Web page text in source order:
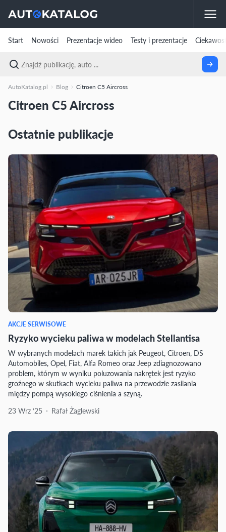
Start Nowości Prezentacje wideo Testy i prezentacje
AutoKatalog.pl Blog Citroen C5 Aircross
Citroen C5 Aircross
Ostatnie publikacje
AKCJE SERWISOWE
Ryzyko wycieku paliwa w modelach Stellantisa
W wybranych modelach marek takich jak Peugeot, Citroen, DS
Automobiles, Opel, Fiat, Alfa Romeo oraz Jeep zdiagnozowano
problem, którym w wyniku poluzowania nakrętek jest ryzyko
groźnego w skutkach wycieku paliwa na przewodzie zasilania
między pompą wysokiego ciśnienia a szyną.
23 Wrz ‘25
Rafał Żaglewski